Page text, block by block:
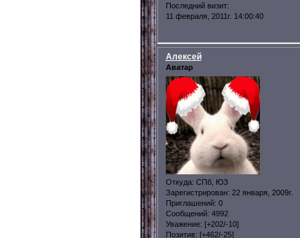
Последний визит:
11 февраля, 2011г. 14:00:40
Алексей
Аватар
Откуда: СПб, ЮЗ
Зарегистрирован: 22 января, 2009г.
Приглашений: 0
Сообщений: 4992
Уважение: [+202/-10]
Позитив: [+462/-25]